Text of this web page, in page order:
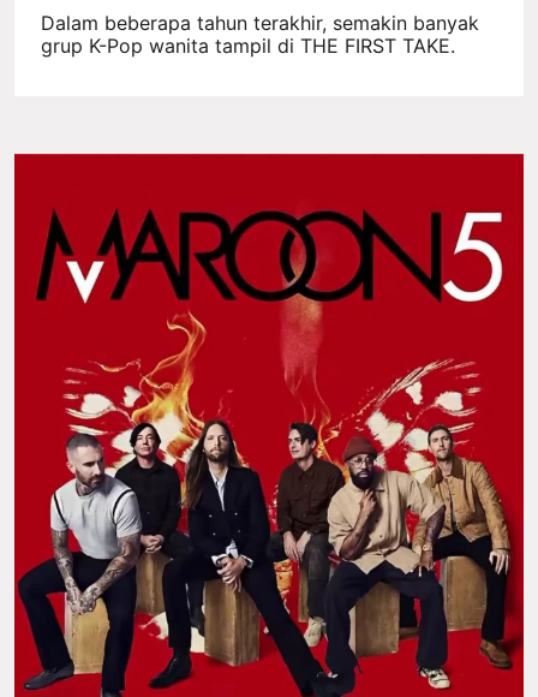
Dalam beberapa tahun terakhir, semakin banyak
grup K-Pop wanita tampil di THE FIRST TAKE.